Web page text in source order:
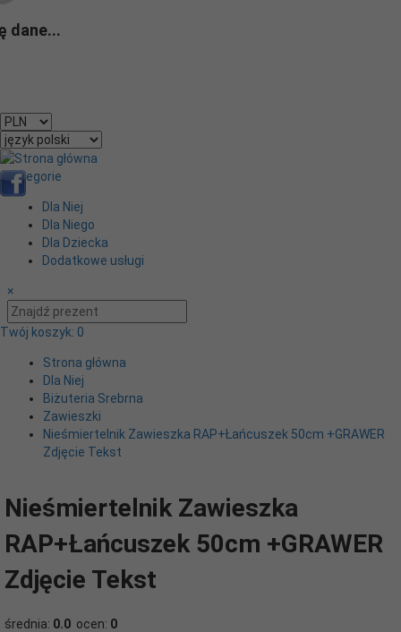
dane...
currency_h
Kategorie
Dla Niej
Dla Niego
Dla Dziecka
Dodatkowe usługi
×
Twój koszyk: 0
Strona główna
Dla Niej
Biżuteria Srebrna
Zawieszki
Nieśmiertelnik Zawieszka RAP+Łańcuszek 50cm +GRAWER
Zdjęcie Tekst
Nieśmiertelnik Zawieszka
RAP+Łańcuszek 50cm +GRAWER
Zdjęcie Tekst
średnia: 0.0 ocen: 0